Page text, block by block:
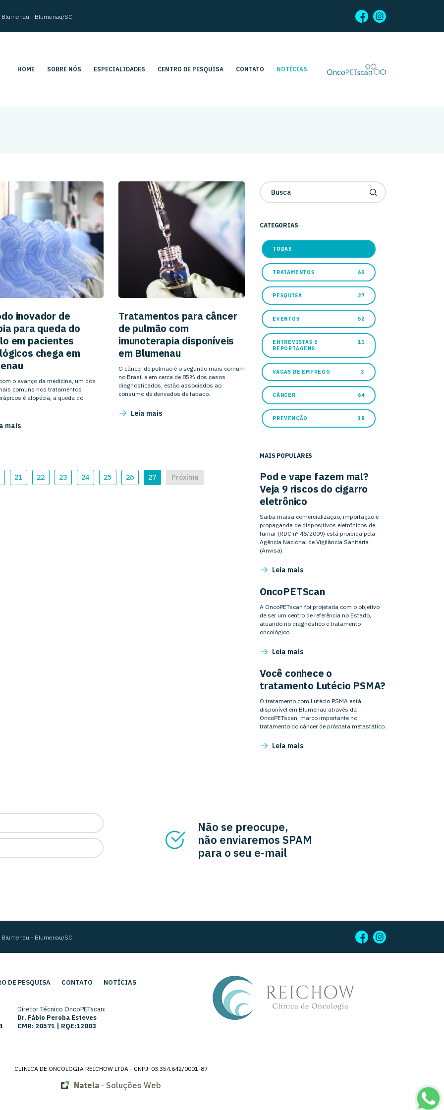
- Blumenau/SC
HOME SOBRE NÓS ESPECIALIDADES CENTRO DE PESQUISA CONTATO NOTÍCIAS
inovador de
para queda do
em pacientes
chega em
o avanço da medicina, um dos
comuns nos tratamentos
é alopécia, a queda do
mais
Tratamentos para câncer
de pulmão com
imunoterapia disponíveis
em Blumenau
O câncer de pulmão é o segundo mais comum
no Brasil e em cerca de 85% dos casos
diagnosticados, estão associados ao
consumo de derivados de tabaco.
Leia mais
21 22 23 24 25 26 27 Próxima
CATEGORIAS
TODAS
TRATAMENTOS 65
PESQUISA 27
EVENTOS 52
ENTREVISTAS E
REPORTAGENS
11
VAGAS DE EMPREGO 3
CÂNCER 64
PREVENÇÃO 38
MAIS POPULARES
Pod e vape fazem mal?
Veja 9 riscos do cigarro
eletrônico
Saiba maisa comercialização, importação e
propaganda de dispositivos eletrônicos de
fumar (RDC nº 46/2009) está proibida pela
Agência Nacional de Vigilância Sanitária
(Anvisa)
Leia mais
OncoPETScan
A OncoPETscan foi projetada com o objetivo
de ser um centro de referência no Estado,
atuando no diagnóstico e tratamento
oncológico.
Leia mais
Você conhece o
tratamento Lutécio PSMA?
O tratamento com Lutécio PSMA está
disponível em Blumenau através da
OncoPETscan, marco importante no
tratamento do câncer de próstata metastático.
Leia mais
Não se preocupe,
não enviaremos SPAM
para o seu e-mail
- Blumenau/SC
DE PESQUISA CONTATO NOTÍCIAS
Diretor Técnico OncoPETscan:
Dr. Fábio Peroba Esteves
CMR: 20571 | RQE:12003
CLINICA DE ONCOLOGIA REICHOW LTDA - CNPJ: 03.354.642/0001-87
Natela - Soluções Web